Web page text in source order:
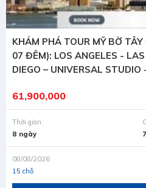
KHÁM PHÁ TOUR MỸ BỜ
07 ĐÊM): LOS ANGELES -
DIEGO – UNIVERSAL STUDIO
61,900,000
Thời gian:
8 ngày
08/08/2026
15 chỗ